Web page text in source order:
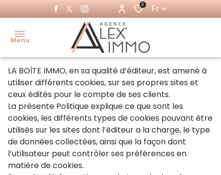
0 Fr
Menu
Accueil
Acheter
Louer
Immo
pro
Ventes
immo
pro
Locations
LA BOÎTE IMMO, en sa qualité d’éditeur, est amené à
utiliser différents cookies, sur ses propres sites et
ceux édités pour le compte de ses clients.
La présente Politique explique ce que sont les
cookies, les différents types de cookies pouvant être
utilisés sur les sites dont l’éditeur a la charge, le type
de données collectées, ainsi que la façon dont
l’utilisateur peut contrôler ses préférences en
matière de cookies.